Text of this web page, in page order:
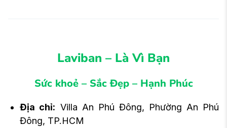
Laviban – Là Vì Bạn
Sức khoẻ – Sắc Đẹp – Hạnh Phúc
Địa chỉ: Villa An Phú Đông, Phường An Phú
Đông, TP.HCM